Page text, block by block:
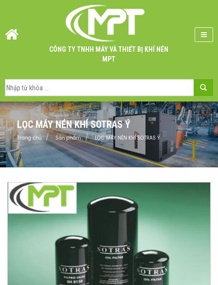
CÔNG TY TNHH MÁY VÀ THIẾT BỊ KHÍ NÉN
MPT
LỌC MÁY NÉN KHÍ SOTRAS Ý
Trang chủ Sản phẩm LỌC MÁY NÉN KHÍ SOTRAS Ý